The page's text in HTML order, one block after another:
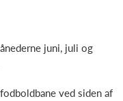
juni, juli og
ved siden af